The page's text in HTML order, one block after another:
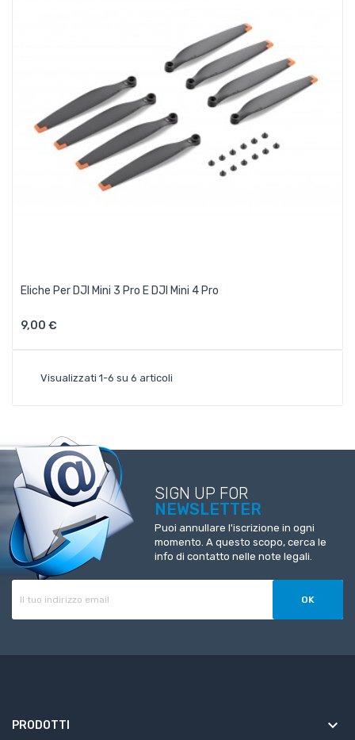
Eliche Per DJI Mini 3 Pro E DJI Mini 4 Pro
9,00 €
Visualizzati 1-6 su 6 articoli
SIGN UP FOR
NEWSLETTER
Puoi annullare l'iscrizione in ogni
momento. A questo scopo, cerca le
info di contatto nelle note legali.
PRODOTTI keyboard_arrow_down